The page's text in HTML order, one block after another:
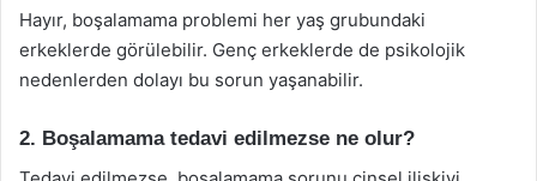
Hayır, boşalamama problemi her yaş grubundaki
erkeklerde görülebilir. Genç erkeklerde de psikolojik
nedenlerden dolayı bu sorun yaşanabilir.
2. Boşalamama tedavi edilmezse ne olur?